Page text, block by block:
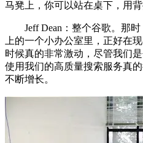
马凳上，你可以站在桌下，用背
Jeff Dean：整个谷歌。那时
上的一个小办公室里，正好在
时候真的非常激动，尽管我们
使用我们的高质量搜索服务真
不断增长。